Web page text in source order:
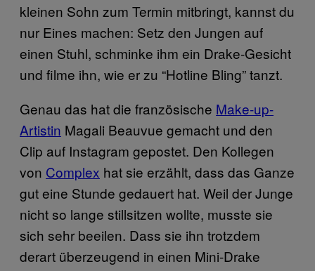
kleinen Sohn zum Termin mitbringt, kannst du
nur Eines machen: Setz den Jungen auf
einen Stuhl, schminke ihm ein Drake-Gesicht
und filme ihn, wie er zu “Hotline Bling” tanzt.
Genau das hat die französische Make-up-
Artistin Magali Beauvue gemacht und den
Clip auf Instagram gepostet. Den Kollegen
von Complex hat sie erzählt, dass das Ganze
gut eine Stunde gedauert hat. Weil der Junge
nicht so lange stillsitzen wollte, musste sie
sich sehr beeilen. Dass sie ihn trotzdem
derart überzeugend in einen Mini-Drake